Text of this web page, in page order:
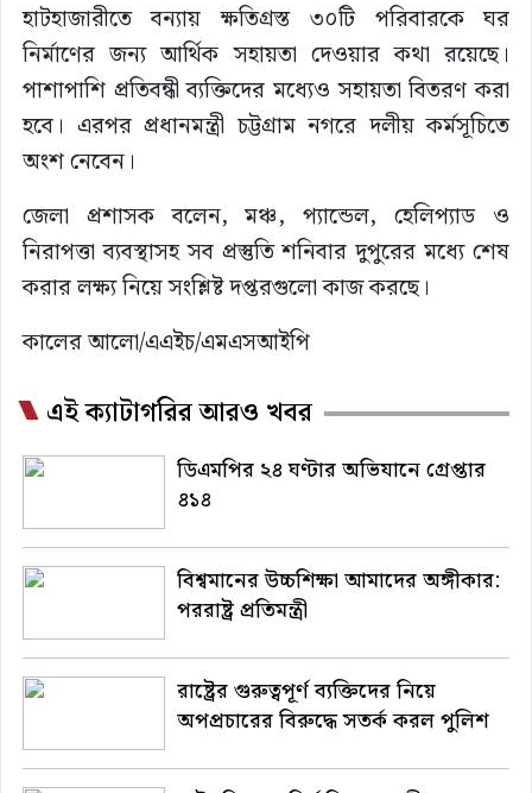
হাটহাজারীতে বন্যায় ক্ষতিগ্রস্ত ৩০টি পরিবারকে ঘর
নির্মাণের জন্য আর্থিক সহায়তা দেওয়ার কথা রয়েছে।
পাশাপাশি প্রতিবন্ধী ব্যক্তিদের মধ্যেও সহায়তা বিতরণ করা
হবে। এরপর প্রধানমন্ত্রী চট্টগ্রাম নগরে দলীয় কর্মসূচিতে
অংশ নেবেন।
জেলা প্রশাসক বলেন, মঞ্চ, প্যান্ডেল, হেলিপ্যাড ও
নিরাপত্তা ব্যবস্থাসহ সব প্রস্তুতি শনিবার দুপুরের মধ্যে শেষ
করার লক্ষ্য নিয়ে সংশ্লিষ্ট দপ্তরগুলো কাজ করছে।
কালের আলো/এএইচ/এমএসআইপি
এই ক্যাটাগরির আরও খবর
ডিএমপির ২৪ ঘণ্টার অভিযানে গ্রেপ্তার
৪১৪
বিশ্বমানের উচ্চশিক্ষা আমাদের অঙ্গীকার:
পররাষ্ট্র প্রতিমন্ত্রী
রাষ্ট্রের গুরুত্বপূর্ণ ব্যক্তিদের নিয়ে
অপপ্রচারের বিরুদ্ধে সতর্ক করল পুলিশ